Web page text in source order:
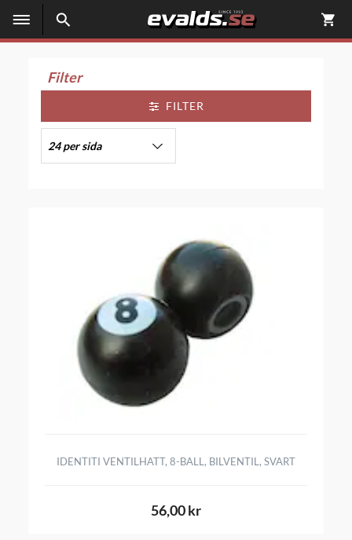
Filter
FILTER
24 per sida
IDENTITI VENTILHATT, 8-BALL, BILVENTIL, SVART
56,00 kr